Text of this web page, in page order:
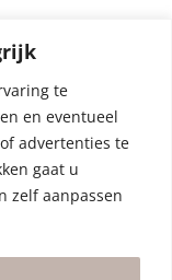
te
en eventueel
advertenties te
gaat u
zelf aanpassen